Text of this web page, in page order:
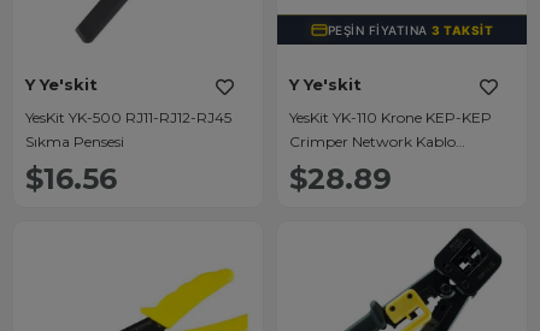
Y Ye'skit
YesKit YK-500 RJ11-RJ12-RJ45
Sıkma Pensesi
$16.56
PEŞIN FIYATINA3 TAKSIT
Y Ye'skit
YesKit YK-110 Krone KEP-KEP
Crimper Network Kablo
Sonlandırma Pensesi (Punch
Down Tool, 66/110 Bıçaklı)
$28.89